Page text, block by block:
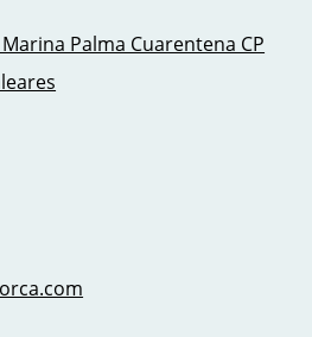
Palma Cuarentena CP